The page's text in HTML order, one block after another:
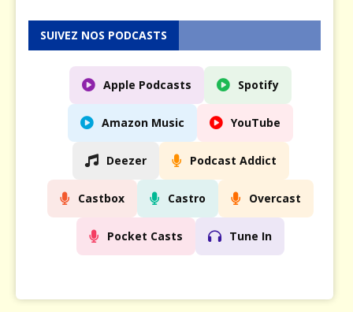
SUIVEZ NOS PODCASTS
Apple Podcasts Spotify
Amazon Music YouTube
Deezer Podcast Addict
Castbox Castro Overcast
Pocket Casts Tune In